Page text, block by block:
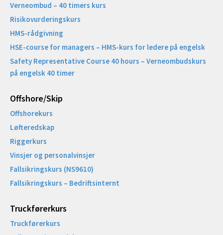
Verneombud – 40 timers kurs
Risikovurderingskurs
HMS-rådgivning
HSE-course for managers – HMS-kurs for ledere på engelsk
Safety Representative Course 40 hours – Verneombudskurs
på engelsk 40 timer
Offshore/Skip​
Offshorekurs
Løfteredskap
Riggerkurs
Vinsjer og personalvinsjer
Fallsikringskurs (NS9610)
Fallsikringskurs – Bedriftsinternt
Truckførerkurs
Truckførerkurs